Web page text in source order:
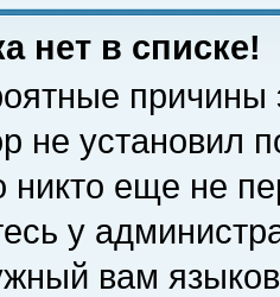
нет в списке!
причины
не установил
никто еще не
у
вам